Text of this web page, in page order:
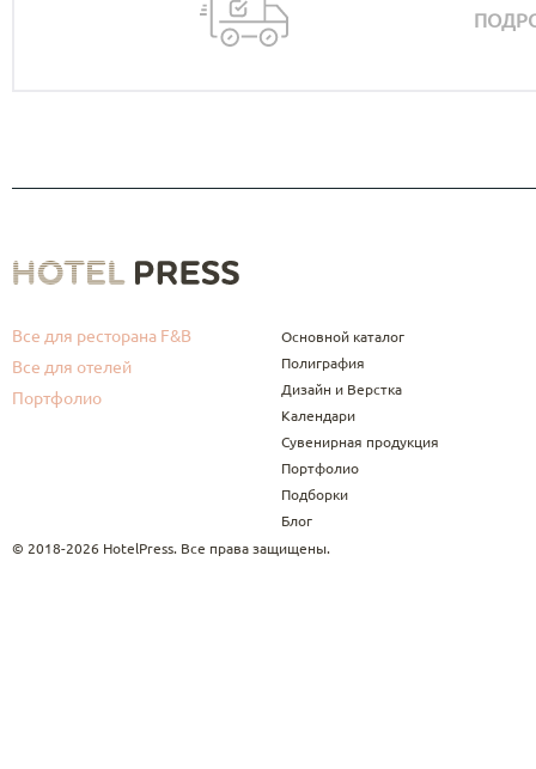
Все для ресторана F&B
Все для отелей
Портфолио
Основной каталог
Полиграфия
Дизайн и Верстка
Календари
Сувенирная продукция
Портфолио
Подборки
Блог
© 2018-2026 HotelPress. Все права защищены.